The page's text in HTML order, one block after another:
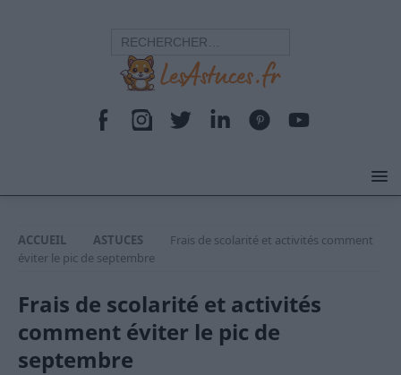
ACCUEIL ASTUCES
Frais de scolarité et activités comment
éviter le pic de septembre
Frais de scolarité et activités
comment éviter le pic de
septembre